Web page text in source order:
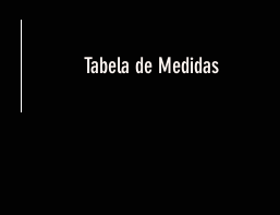
Tabela de Medidas